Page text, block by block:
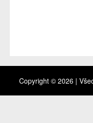
Copyright © 2026 |